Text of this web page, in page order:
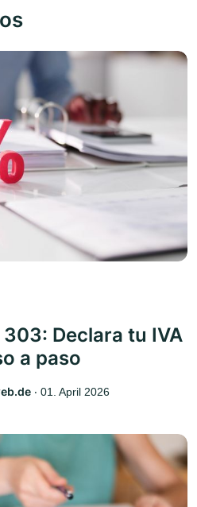
Declara tu IVA
a paso
‧ 01. April 2026